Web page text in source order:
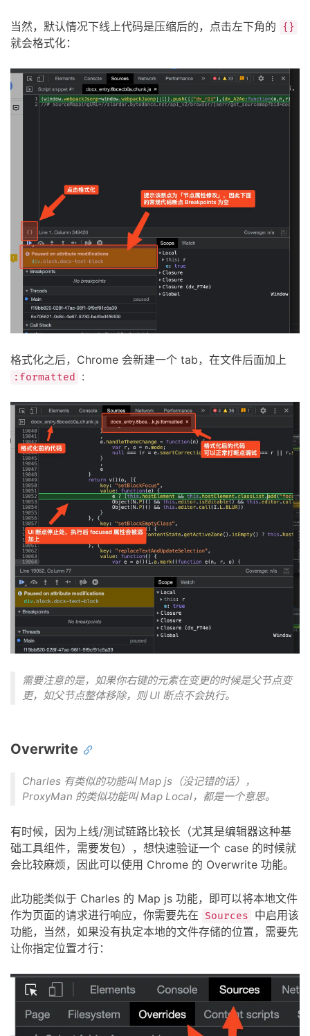
当然，默认情况下线上代码是压缩后的，点击左下角的 {}
就会格式化：
格式化之后，Chrome 会新建一个 tab，在文件后面加上
:formatted :
需要注意的是，如果你右键的元素在变更的时候是父节点变
更，如父节点整体移除，则 UI 断点不会执行。
Overwrite
Charles 有类似的功能叫 Map js（没记错的话），
ProxyMan 的类似功能叫 Map Local，都是一个意思。
有时候，因为上线/测试链路比较长（尤其是编辑器这种基
础工具组件，需要发包），想快速验证一个 case 的时候就
会比较麻烦，因此可以使用 Chrome 的 Overwrite 功能。
此功能类似于 Charles 的 Map js 功能，即可以将本地文件
作为页面的请求进行响应，你需要先在 Sources
中启用该
功能，当然，如果没有执定本地的文件存储的位置，需要先
让你指定位置才行：